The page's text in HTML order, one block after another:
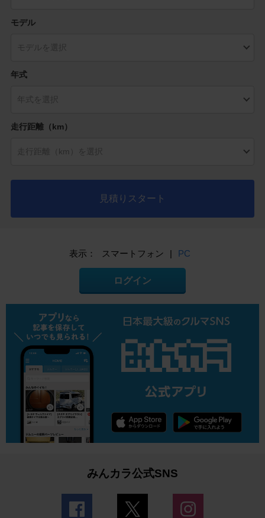
モデル
年式
走行距離（km）
見積りスタート
表示： スマートフォン | PC
ログイン
みんカラ公式SNS